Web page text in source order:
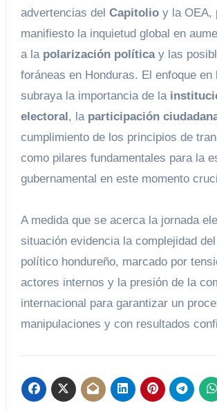
advertencias del Capitolioy la OEA,
manifiesto la inquietud global en
a la polarización políticay las
foráneas en Honduras. El enfoque en
subraya la importancia de la
electoral , la participación
cumplimiento de los principios de
como pilares fundamentales para la
gubernamental en este momento
A medida que se acerca la jornada
situación evidencia la complejidad
político hondureño, marcado por
actores internos y la presión de la
internacional para garantizar un
manipulaciones y con resultados